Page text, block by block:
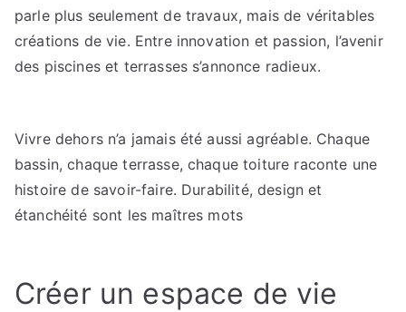
parle plus seulement de travaux, mais de véritables
créations de vie. Entre innovation et passion, l’avenir
des piscines et terrasses s’annonce radieux.
Vivre dehors n’a jamais été aussi agréable. Chaque
bassin, chaque terrasse, chaque toiture raconte une
histoire de savoir-faire. Durabilité, design et
étanchéité sont les maîtres mots
Créer un espace de vie